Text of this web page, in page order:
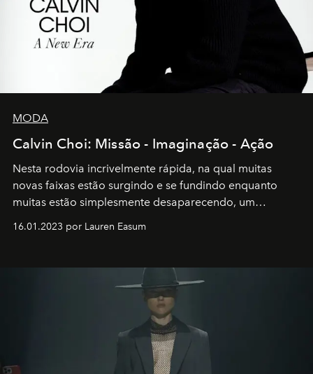
MODA
Calvin Choi: Missão - Imaginação - Ação
Nesta rodovia incrivelmente rápida, na qual muitas
novas faixas estão surgindo e se fundindo enquanto
muitas estão simplesmente desaparecendo, um
transportador AMTD abrindo caminho para muitos
por propósitos, com um claro senso de missão na vida e
16.01.2023 por Lauren Easum